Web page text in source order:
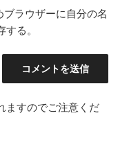
ラウザーに自分の名
る。
ますのでご注意くだ